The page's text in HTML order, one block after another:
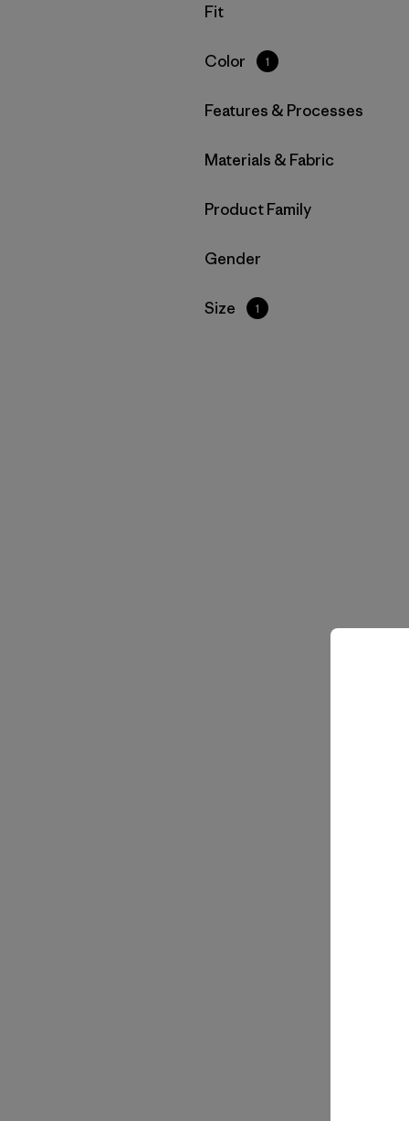
Filtrar por
Fit
Filtrar por
Color 1
Filtrar por
Features & Processes
Filtrar por
Materials & Fabric
Filtrar por
Product Family
Filtrar por
Gender
Filtrar por
Size 1